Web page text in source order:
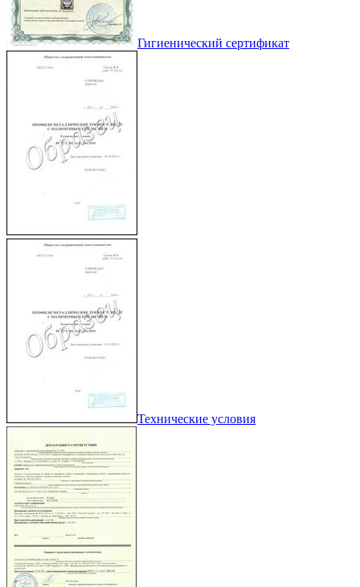
Гигиенический сертификат
Технические условия